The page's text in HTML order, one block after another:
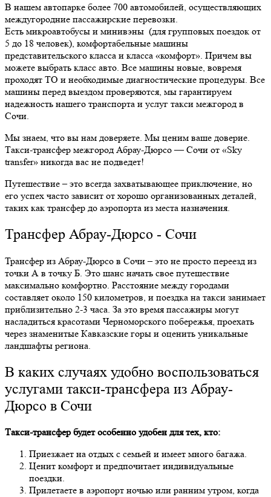
В нашем автопарке более 700 автомобилей, осуществляющих
междугородние пассажирские перевозки.
Есть микроавтобусы и минивэны (для групповых поездок от
5 до 18 человек), комфортабельные машины
представительского класса и класса «комфорт». Причем вы
можете выбрать класс авто. Все машины новые, вовремя
проходят ТО и необходимые диагностические процедуры. Все
машины перед выездом проверяются, мы гарантируем
надежность нашего транспорта и услуг такси межгород в
Сочи.
Мы знаем, что вы нам доверяете. Мы ценим ваше доверие.
Такси-трансфер межгород Абрау-Дюрсо — Сочи от «Sky
transfer» никогда вас не подведет!
Путешествие – это всегда захватывающее приключение, но
его успех часто зависит от хорошо организованных деталей,
таких как трансфер до аэропорта из места назначения.
Трансфер Абрау-Дюрсо - Сочи
Трансфер из Абрау-Дюрсо в Сочи – это не просто переезд из
точки А в точку Б. Это шанс начать свое путешествие
максимально комфортно. Расстояние между городами
составляет около 150 километров, и поездка на такси занимает
приблизительно 2-3 часа. За это время пассажиры могут
насладиться красотами Черноморского побережья, проехать
через знаменитые Кавказские горы и оценить уникальные
ландшафты региона.
В каких случаях удобно воспользоваться
услугами такси-трансфера из Абрау-
Дюрсо в Сочи
Такси-трансфер будет особенно удобен для тех, кто:
Приезжает на отдых с семьей и имеет много багажа.
Ценит комфорт и предпочитает индивидуальные
поездки.
Прилетаете в аэропорт ночью или ранним утром, когда